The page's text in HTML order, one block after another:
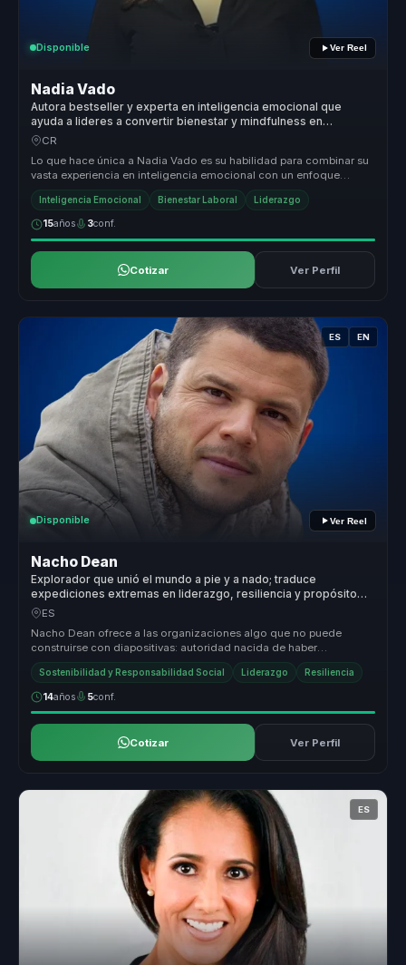
Disponible Ver Reel
Nadia Vado
Autora bestseller y experta en inteligencia emocional que
ayuda a lideres a convertir bienestar y mindfulness en
productividad y entornos saludables.
CR
Lo que hace única a Nadia Vado es su habilidad para combinar su
vasta experiencia en inteligencia emocional con un enfoque
práctico y apl...
Inteligencia Emocional Bienestar Laboral Liderazgo
15años 3conf.
Cotizar Ver Perfil
ES EN
Disponible Ver Reel
Nacho Dean
Explorador que unió el mundo a pie y a nado; traduce
expediciones extremas en liderazgo, resiliencia y propósito
compartido.
ES
Nacho Dean ofrece a las organizaciones algo que no puede
construirse con diapositivas: autoridad nacida de haber
atravesado cambios reale...
Sostenibilidad y Responsabilidad Social Liderazgo Resiliencia
14años 5conf.
Cotizar Ver Perfil
ES